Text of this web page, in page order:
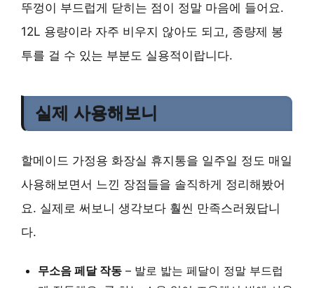
뚜껑이 부드럽게 닫히는 점이 정말 마음에 들어요.
12L 용량이라 자주 비우지 않아도 되고, 종량제 봉
투를 걸 수 있는 부분도 실용적이랍니다.
실제 사용해보니
할메이드 가정용 화장실 휴지통을 일주일 정도 매일
사용해보면서 느낀 장점들을 솔직하게 정리해봤어
요. 실제로 써보니 생각보다 훨씬 만족스러웠답니
다.
무소음 페달 작동 – 발로 밟는 페달이 정말 부드럽